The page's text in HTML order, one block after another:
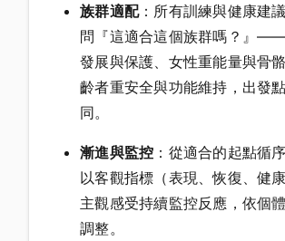
族群適配：所有訓練與健康建
問『這適合這個族群嗎？』
發展與保護、女性重能量與骨
齡者重安全與功能維持，出發
同。
漸進與監控 ：從適合的起點循
以客觀指標（表現、恢復、健
主觀感受持續監控反應，依個
調整。